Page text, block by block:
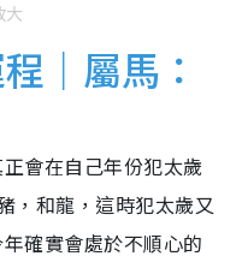
大
｜屬馬：
會在自己年份犯太歲
，和龍，這時犯太歲又
確實會處於不順心的